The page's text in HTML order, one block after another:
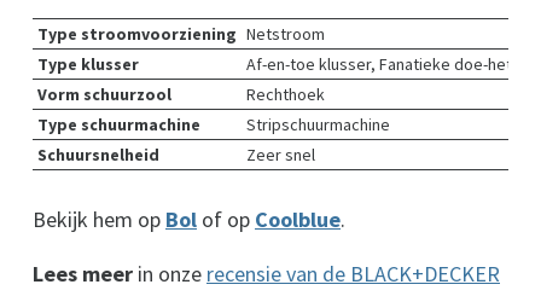
Type stroomvoorziening Netstroom
Type klusser
Af-en-toe klusser, Fanatieke doe-het-
Vorm schuurzool
Rechthoek
Type schuurmachine
Stripschuurmachine
Schuursnelheid
Zeer snel
Bekijk hem op Bol of op Coolblue.
Lees meer in onze recensie van de BLACK+DECKER